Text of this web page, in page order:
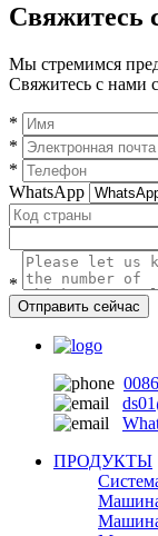
Свяжитесь
Мы стремимся
Свяжитесь с нами
*
*
*
WhatsApp
*
Отправить сейчас
ПРОДУКТЫ
Машина